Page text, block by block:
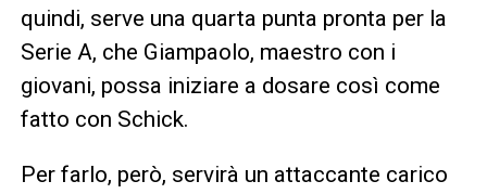
quindi, serve una quarta punta pronta per la
Serie A, che Giampaolo, maestro con i
giovani, possa iniziare a dosare così come
fatto con Schick.
Per farlo, però, servirà un attaccante carico